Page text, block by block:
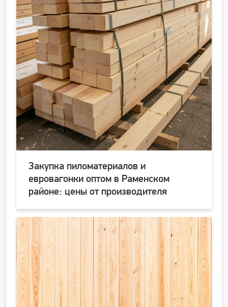
Закупка пиломатериалов и
евровагонки оптом в Раменском
районе: цены от производителя